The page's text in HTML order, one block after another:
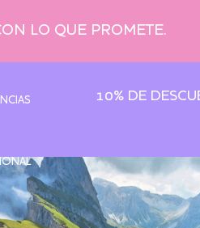
LO QUE PROMETE.
10% DE